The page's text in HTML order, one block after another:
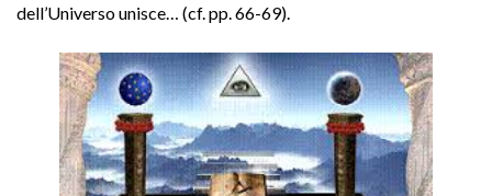
dell’Universo unisce… (cf. pp. 66-69).